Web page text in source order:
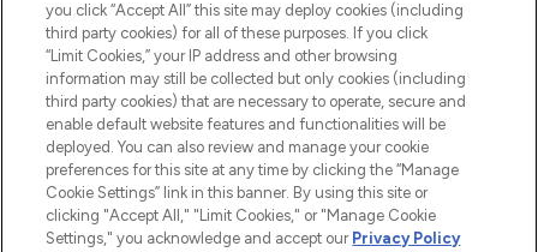
HILFE & INFORMATION
IMPRESSUM
ÜBER LOOKFANTASTIC
you click “Accept All” this site may deploy cookies (including
third party cookies) for all of these purposes. If you click
“Limit Cookies,” your IP address and other browsing
information may still be collected but only cookies (including
third party cookies) that are necessary to operate, secure and
enable default website features and functionalities will be
deployed. You can also review and manage your cookie
preferences for this site at any time by clicking the “Manage
Cookie Settings” link in this banner. By using this site or
clicking "Accept All," "Limit Cookies," or "Manage Cookie
Settings," you acknowledge and accept our Privacy Policy